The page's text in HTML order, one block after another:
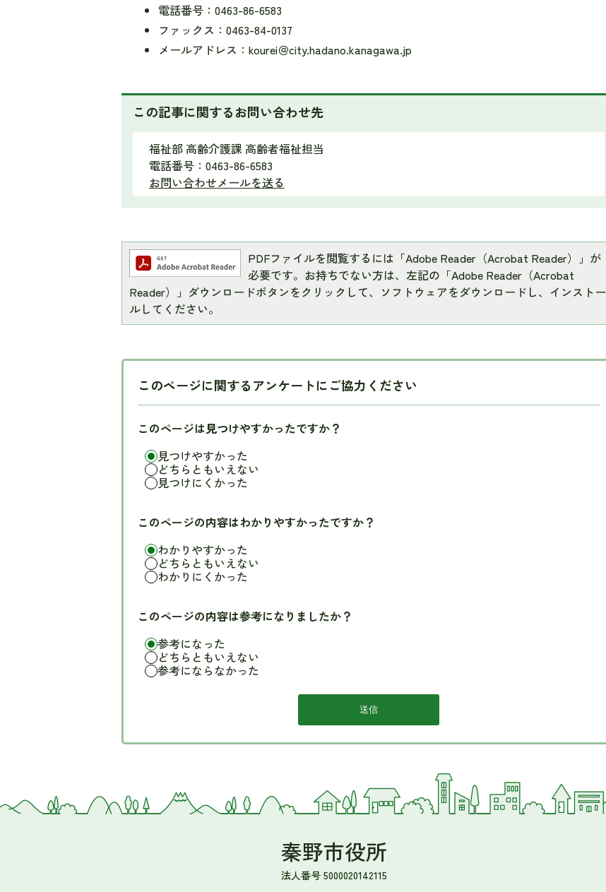
電話番号：0463-86-6583
ファックス：0463-84-0137
メールアドレス：kourei＠city.hadano.kanagawa.jp
この記事に関するお問い合わせ先
福祉部 高齢介護課 高齢者福祉担当
電話番号：0463-86-6583
お問い合わせメールを送る
PDFファイルを閲覧するには「Adobe Reader（Acrobat Reader）」が
必要です。お持ちでない方は、左記の「Adobe Reader（Acrobat
Reader）」ダウンロードボタンをクリックして、ソフトウェアをダウンロードし、インストー
ルしてください。
このページに関するアンケートにご協力ください
このページは見つけやすかったですか？
見つけやすかった
どちらともいえない
見つけにくかった
このページの内容はわかりやすかったですか？
わかりやすかった
どちらともいえない
わかりにくかった
このページの内容は参考になりましたか？
参考になった
どちらともいえない
参考にならなかった
秦野市役所
法人番号 5000020142115